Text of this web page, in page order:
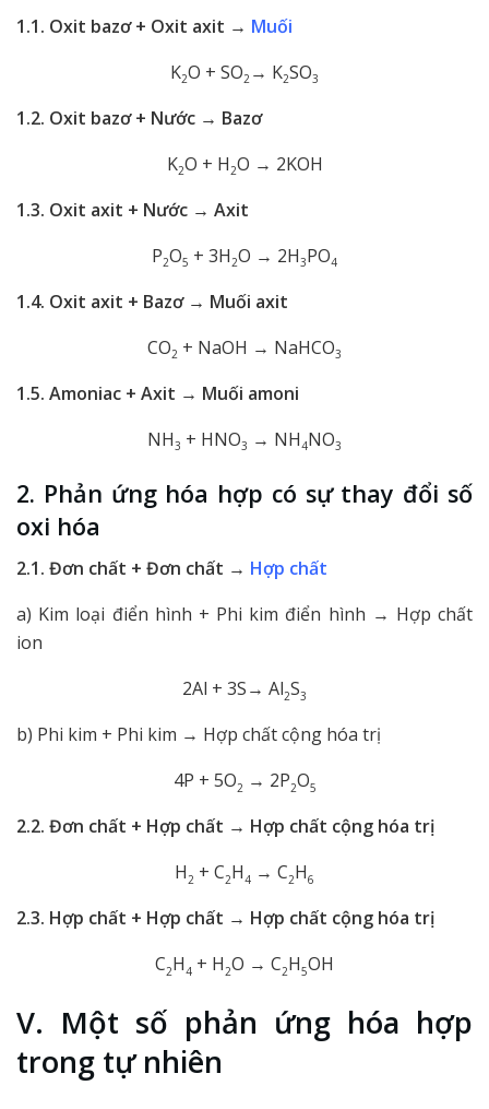
1.1. Oxit bazơ + Oxit axit → Muối
K2O + SO2 → K2SO3
1.2. Oxit bazơ + Nước → Bazơ
K2O + H2O → 2KOH
1.3. Oxit axit + Nước → Axit
P2O5 + 3H2O → 2H3PO4
1.4. Oxit axit + Bazơ → Muối axit
CO2 + NaOH → NaHCO3
1.5. Amoniac + Axit → Muối amoni
NH3 + HNO3 → NH4NO3
2. Phản ứng hóa hợp có sự thay đổi số
oxi hóa
2.1. Đơn chất + Đơn chất → Hợp chất
a) Kim loại điển hình + Phi kim điển hình → Hợp chất
ion
2Al + 3S→ Al2S3
b) Phi kim + Phi kim → Hợp chất cộng hóa trị
4P + 5O2 → 2P2O5
2.2. Đơn chất + Hợp chất → Hợp chất cộng hóa trị
H 2 + C2H4 → C2H6
2.3. Hợp chất + Hợp chất → Hợp chất cộng hóa trị
C2H4 + H 2O → C2H5OH
V. Một số phản ứng hóa hợp
trong tự nhiên